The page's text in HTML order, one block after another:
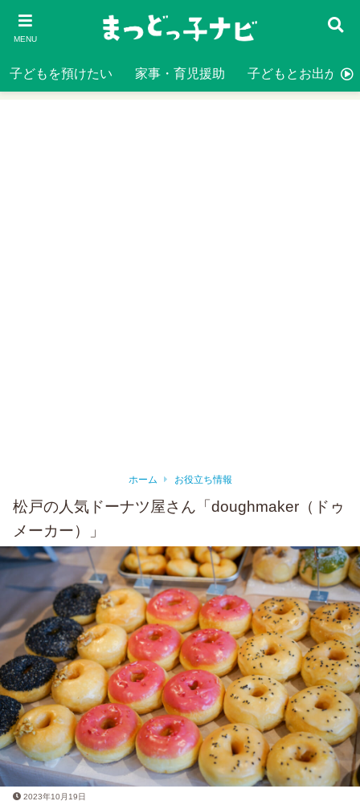
MENU
子どもを預けたい 家事・育児援助 子どもとお出かけ
ホーム お役立ち情報
松戸の人気ドーナツ屋さん「doughmaker（ドゥ
メーカー）」
2023年10月19日